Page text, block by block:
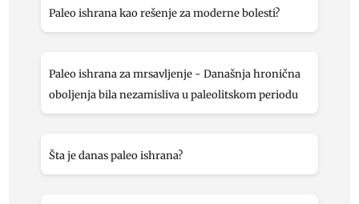
Paleo ishrana kao rešenje za moderne bolesti?
Paleo ishrana za mrsavljenje - Današnja hronična
oboljenja bila nezamisliva u paleolitskom periodu
Šta je danas paleo ishrana?